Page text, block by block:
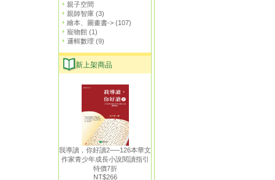
親子空間
親師智庫 (3)
繪本、圖畫書-> (107)
寵物館 (1)
邏輯數理 (9)
新上架商品
我導讀，你好讀2──126本華文
作家青少年成長小說閱讀指引
特價7折
NT$266